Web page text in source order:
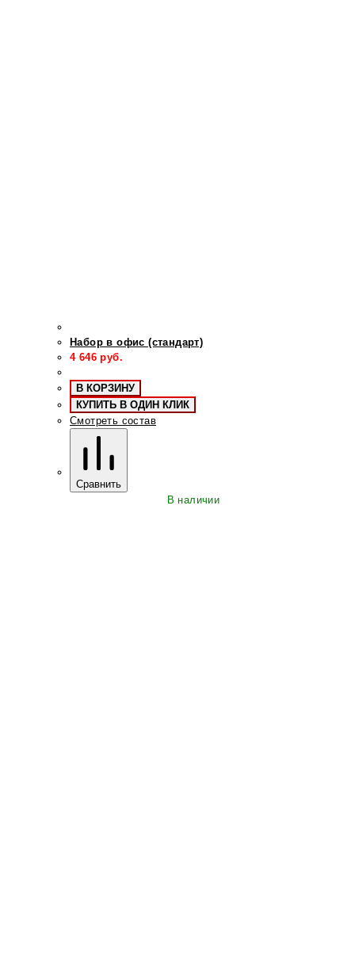
Набор в офис (стандарт)
4 646 руб.
В КОРЗИНУ
КУПИТЬ В ОДИН КЛИК
Смотреть состав
Сравнить
В наличии